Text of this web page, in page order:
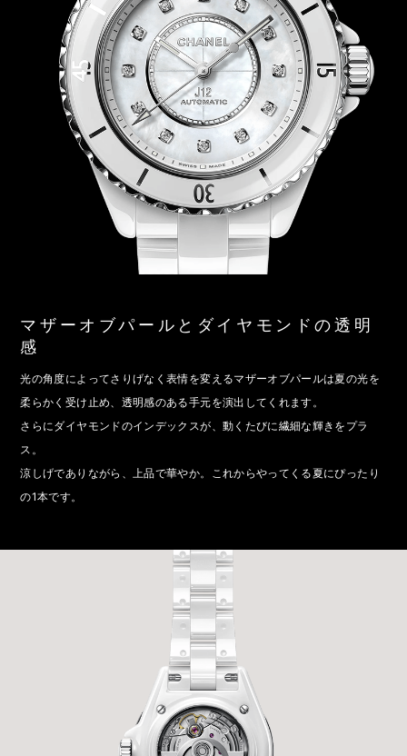
マザーオブパールとダイヤモンドの透明
感
光の角度によってさりげなく表情を変えるマザーオブパールは夏の光を
柔らかく受け止め、透明感のある手元を演出してくれます。
さらにダイヤモンドのインデックスが、動くたびに繊細な輝きをプラ
ス。
涼しげでありながら、上品で華やか。これからやってくる夏にぴったり
の1本です。